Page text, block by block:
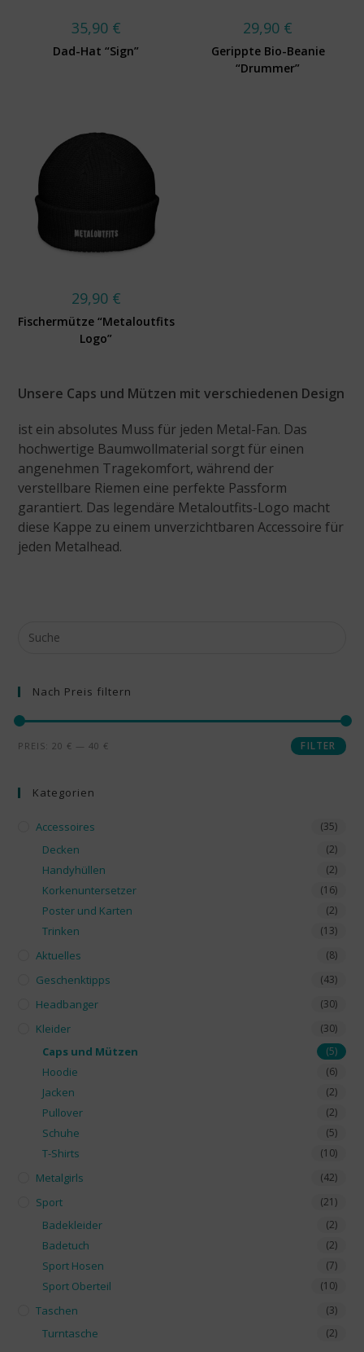
35,90 €
Dad-Hat “Sign”
29,90 €
Gerippte Bio-Beanie
“Drummer”
29,90 €
Fischermütze “Metaloutfits
Logo”
Unsere Caps und Mützen mit verschiedenen Design
ist ein absolutes Muss für jeden Metal-Fan. Das
hochwertige Baumwollmaterial sorgt für einen
angenehmen Tragekomfort, während der
verstellbare Riemen eine perfekte Passform
garantiert. Das legendäre Metaloutfits-Logo macht
diese Kappe zu einem unverzichtbaren Accessoire für
jeden Metalhead.
Nach Preis filtern
FILTER
PREIS: 20 € —40 €
Kategorien
Accessoires (35)
Decken (2)
Handyhüllen (2)
Korkenuntersetzer (16)
Poster und Karten (2)
Trinken (13)
Aktuelles (8)
Geschenktipps (43)
Headbanger (30)
Kleider (30)
Caps und Mützen (5)
Hoodie (6)
Jacken (2)
Pullover (2)
Schuhe (5)
T-Shirts (10)
Metalgirls (42)
Sport (21)
Badekleider (2)
Badetuch (2)
Sport Hosen (7)
Sport Oberteil (10)
Taschen (3)
Turntasche (2)